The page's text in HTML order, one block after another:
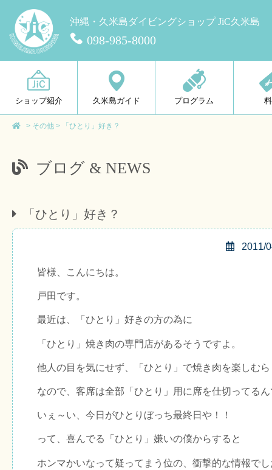
沖縄・久米島ダイビングショップ JiC久米島
098-985-8000
ショップ紹介 久米島ガイド プログラム
> その他 > 「ひとり」好き？
ブログ & NEWS
「ひとり」好き？
2011/
皆様、こんにちは。
戸田です。
最近は、「ひとり」好きの方の為に
「ひとり」焼き肉の専門店があるそうですよ。
他人の目を気にせず、「ひとり」で焼き肉を楽しむ
なので、客席は全部「ひとり」用に席を仕切ってる
いぇ～い、今日がひとりぼっち最終日や！！
って、喜んでる「ひとり」嫌いの僕からすると
ホンマかいなって疑ってまう位の、衝撃的な情報で